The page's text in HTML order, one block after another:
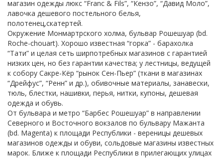
магазин одежды люкс “Franc & Fils”, “Кензо”, “Давид Моло”,
лавочка дешевого постельного белья,
полотенец,скатертей.
Окружение Монмартрского холма, бульвар Рошешуар (bd.
Roche-chouart). Хорошо известная “горка” - барахолка
“Тати” и целая сеть ширпотребных магазинов с гарантией
низких цен, но без гарантии качества; у лестницы, ведущей
к собору Сакре-Кёр “рынок Сен-Пьер” (ткани в магазинах
“Дрейфус”, “Ренн” и др.), обивочные материалы, занавески,
тюль, блестки, нашивки, перья, нитки, купоны, дешевая
одежда и обувь.
От бульвара и метро “Барбес Рошешуар” в направлении
Северного и Восточного вокзалов по бульвару Мажанта
(bd. Magenta) к площади Республики - вереницы дешевых
магазинов одежды и обуви, сольдовые магазины известных
марок. Ближе к площади Республики в прилегающих улицах